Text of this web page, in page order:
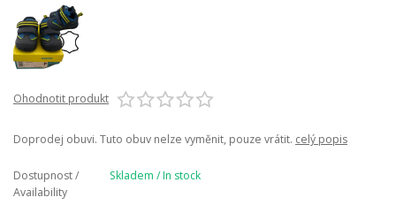
Ohodnotit produkt
Doprodej obuvi. Tuto obuv nelze vyměnit, pouze vrátit. celý popis
Dostupnost /
Availability
Skladem / In stock